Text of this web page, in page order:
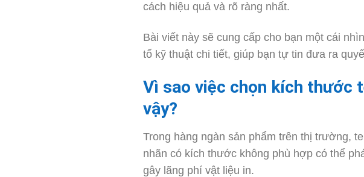
cách hiệu quả và rõ ràng nhất.
Bài viết này sẽ cung cấp cho bạn một cái
tố kỹ thuật chi tiết, giúp bạn tự tin đưa ra
Vì sao việc chọn kích thước
vậy?
Trong hàng ngàn sản phẩm trên thị trường,
nhãn có kích thước không phù hợp có thể
gây lãng phí vật liệu in.